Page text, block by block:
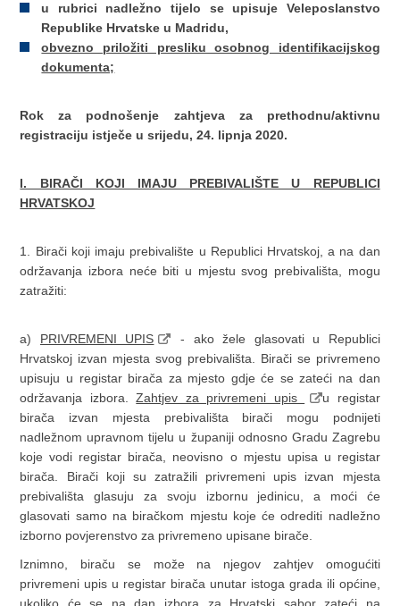
u rubrici nadležno tijelo se upisuje Veleposlanstvo
Republike Hrvatske u Madridu,
obvezno priložiti presliku osobnog identifikacijskog
dokumenta;
Rok za podnošenje zahtjeva za prethodnu/aktivnu
registraciju istječe u srijedu, 24. lipnja 2020.
I. BIRAČI KOJI IMAJU PREBIVALIŠTE U REPUBLICI
HRVATSKOJ
1. Birači koji imaju prebivalište u Republici Hrvatskoj, a na dan
održavanja izbora neće biti u mjestu svog prebivališta, mogu
zatražiti:
a) PRIVREMENI UPIS
- ako žele glasovati u Republici
Hrvatskoj izvan mjesta svog prebivališta. Birači se privremeno
upisuju u registar birača za mjesto gdje će se zateći na dan
održavanja izbora.Zahtjev za privremeni upis
u registar
birača izvan mjesta prebivališta birači mogu podnijeti
nadležnom upravnom tijelu u županiji odnosno Gradu Zagrebu
koje vodi registar birača, neovisno o mjestu upisa u registar
birača. Birači koji su zatražili privremeni upis izvan mjesta
prebivališta glasuju za svoju izbornu jedinicu, a moći će
glasovati samo na biračkom mjestu koje će odrediti nadležno
izborno povjerenstvo za privremeno upisane birače.
Iznimno, biraču se može na njegov zahtjev omogućiti
privremeni upis u registar birača unutar istoga grada ili općine,